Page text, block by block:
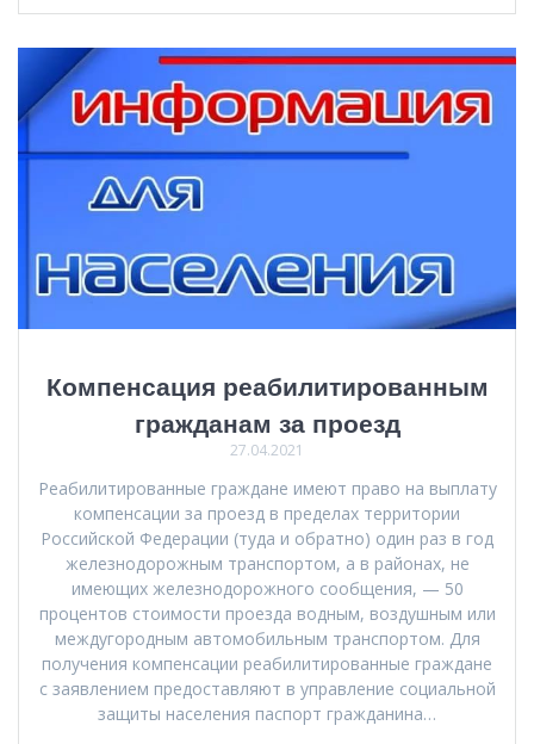
Компенсация реабилитированным
гражданам за проезд
27.04.2021
Реабилитированные граждане имеют право на выплату
компенсации за проезд в пределах территории
Российской Федерации (туда и обратно) один раз в год
железнодорожным транспортом, а в районах, не
имеющих железнодорожного сообщения, — 50
процентов стоимости проезда водным, воздушным или
междугородным автомобильным транспортом. Для
получения компенсации реабилитированные граждане
с заявлением предоставляют в управление социальной
защиты населения паспорт гражданина…